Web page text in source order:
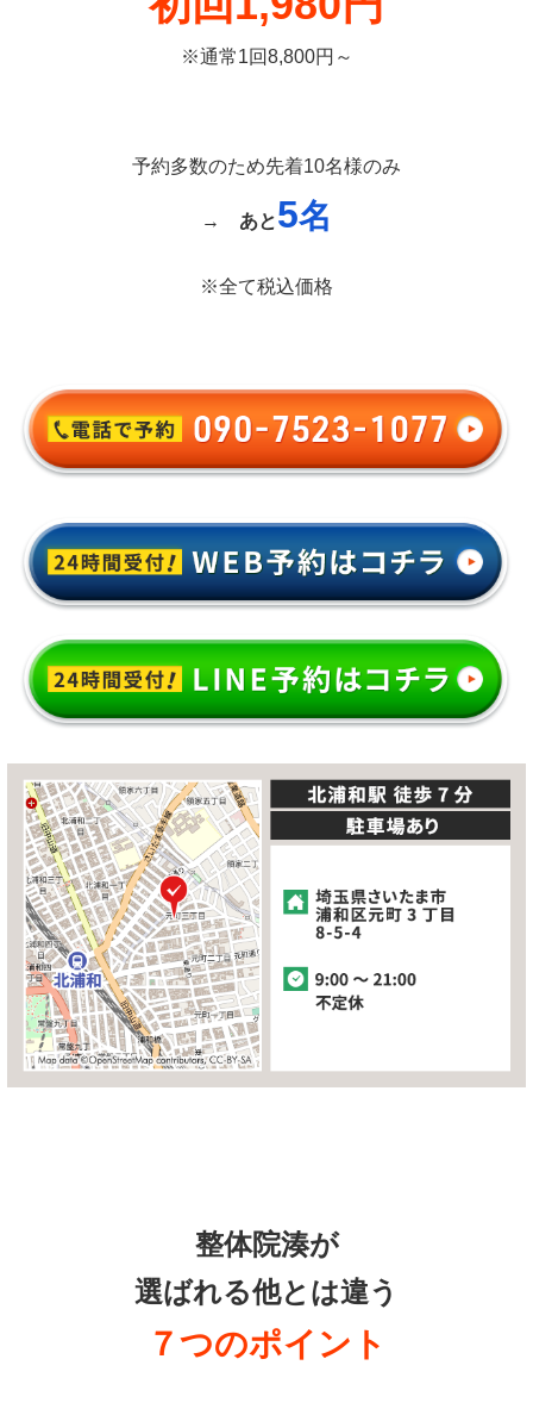
※通常1回8,800円～
予約多数のため先着10名様のみ
→ あと5名
※全て税込価格
整体院湊が
選ばれる他とは違う
７つのポイント